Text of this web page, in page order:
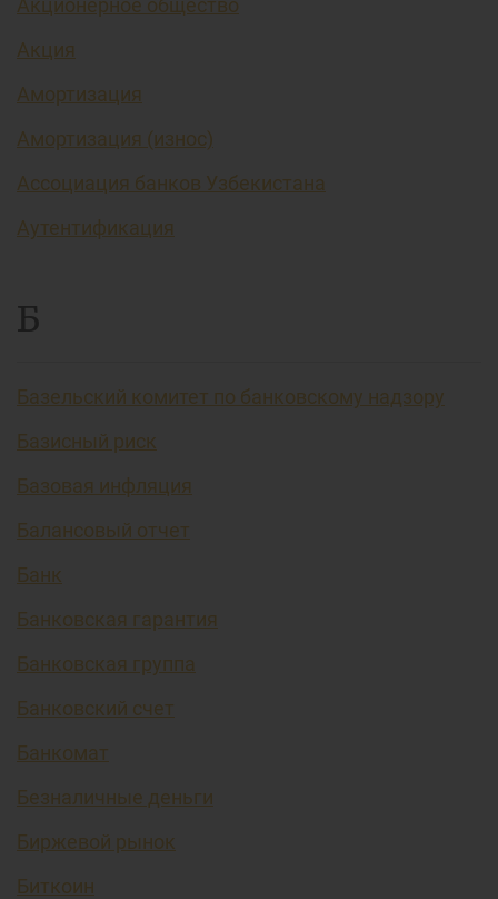
Акционерное общество
Акция
Амортизация
Амортизация (износ)
Ассоциация банков Узбекистана
Аутентификация
Б
Базельский комитет по банковскому надзору
Базисный риск
Базовая инфляция
Балансовый отчет
Банк
Банковская гарантия
Банковская группа
Банковский счет
Банкомат
Безналичные деньги
Биржевой рынок
Биткоин